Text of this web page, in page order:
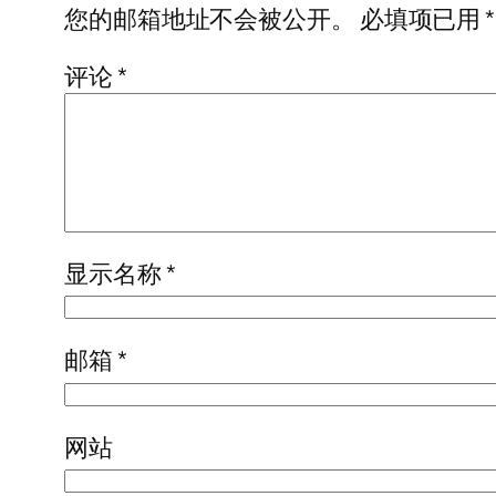
您的邮箱地址不会被公开。 必填项已用*
评论*
显示名称*
邮箱*
网站